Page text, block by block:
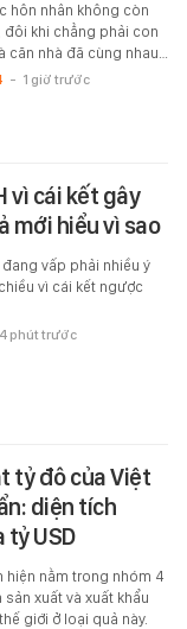
hôn nhân không còn
đôi khi chẳng phải con
căn nhà đã cùng nhau…
- 1 giờ trước
vì cái kết gây
mới hiểu vì sao
vấp phải nhiều ý
vì cái kết ngược
phút trước
tỷ đô của Việt
diện tích
USD
hiện nằm trong nhóm 4
xuất và xuất khẩu
giới ở loại quả này.